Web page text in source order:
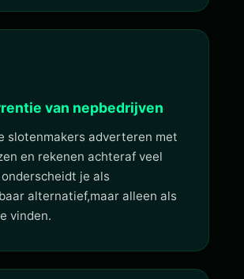
van nepbedrijven
slotenmakers adverteren met
en rekenen achteraf veel
je als
alternatief,maar alleen als
vinden.